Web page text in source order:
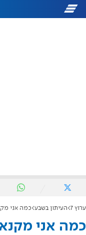
ערוץ 7 העיתון בשבע כמה אני
כמה אני